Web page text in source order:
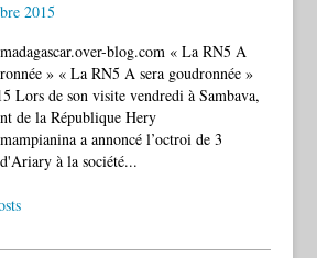
2015
blog.com « La RN5 A
» « La RN5 A sera goudronnée »
Lors de son visite vendredi à Sambava,
de la République Hery
a annoncé l’octroi de 3
à la société...